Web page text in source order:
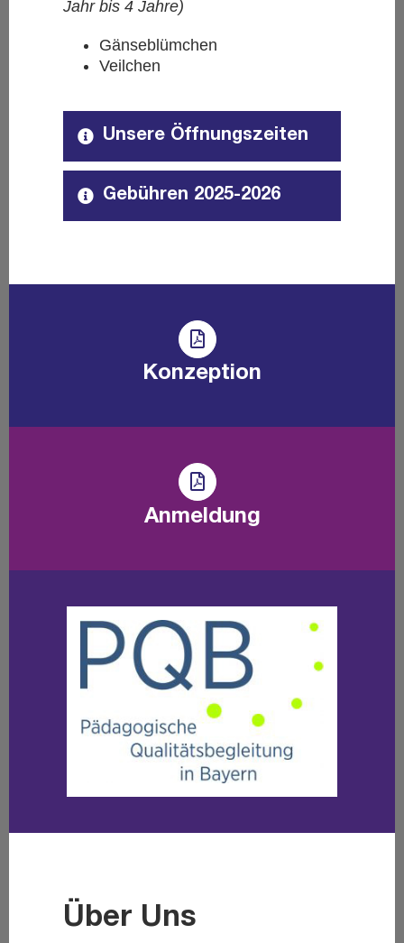
Jahr bis 4 Jahre)
Gänseblümchen
Veilchen
Unsere Öffnungszeiten
Gebühren 2025-2026
Konzeption
Anmeldung
Über Uns